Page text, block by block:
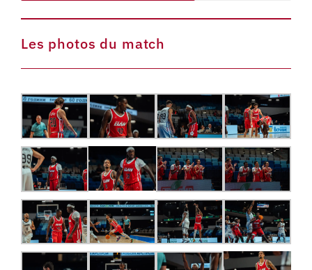
Les photos du match